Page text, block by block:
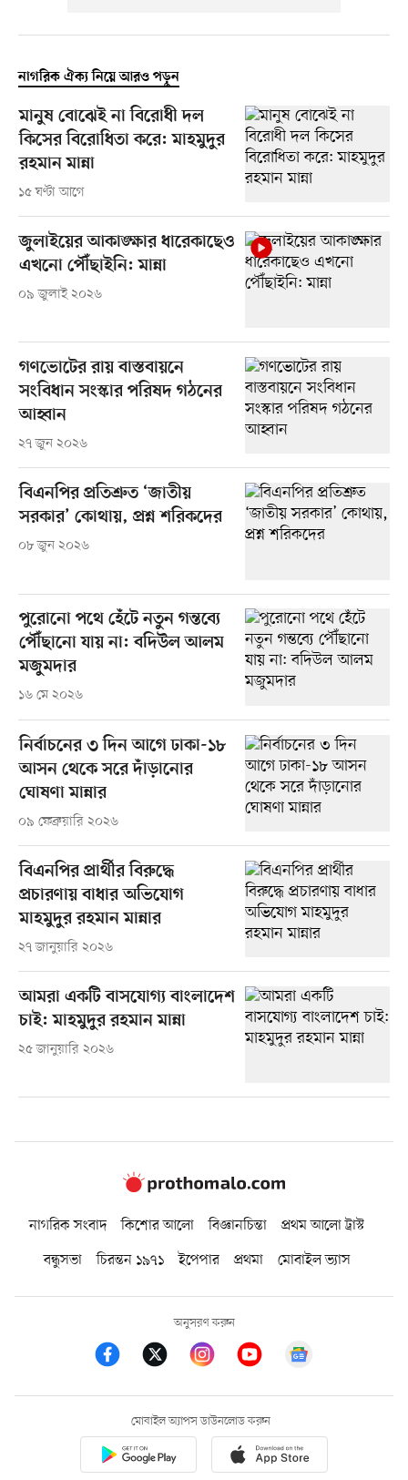
নাগরিক ঐক্য নিয়ে আরও পড়ুন
মানুষ বোঝেই না বিরোধী দল
কিসের বিরোধিতা করে: মাহমুদুর
রহমান মান্না
১৫ ঘণ্টা আগে
জুলাইয়ের আকাঙ্ক্ষার ধারেকাছেও
এখনো পৌঁছাইনি: মান্না
০৯ জুলাই ২০২৬
গণভোটের রায় বাস্তবায়নে
সংবিধান সংস্কার পরিষদ গঠনের
আহ্বান
২৭ জুন ২০২৬
বিএনপির প্রতিশ্রুত ‘জাতীয়
সরকার’ কোথায়, প্রশ্ন শরিকদের
০৮ জুন ২০২৬
পুরোনো পথে হেঁটে নতুন গন্তব্যে
পৌঁছানো যায় না: বদিউল আলম
মজুমদার
১৬ মে ২০২৬
নির্বাচনের ৩ দিন আগে ঢাকা-১৮
আসন থেকে সরে দাঁড়ানোর
ঘোষণা মান্নার
০৯ ফেব্রুয়ারি ২০২৬
বিএনপির প্রার্থীর বিরুদ্ধে
প্রচারণায় বাধার অভিযোগ
মাহমুদুর রহমান মান্নার
২৭ জানুয়ারি ২০২৬
আমরা একটি বাসযোগ্য বাংলাদেশ
চাই: মাহমুদুর রহমান মান্না
২৫ জানুয়ারি ২০২৬
নাগরিক সংবাদ কিশোর আলো বিজ্ঞানচিন্তা
প্রথম আলো ট্রাস্ট
বন্ধুসভা
চিরন্তন ১৯৭১ ইপেপার প্রথমা মোবাইল ভ্যাস
অনুসরণ করুন
মোবাইল অ্যাপস ডাউনলোড করুন